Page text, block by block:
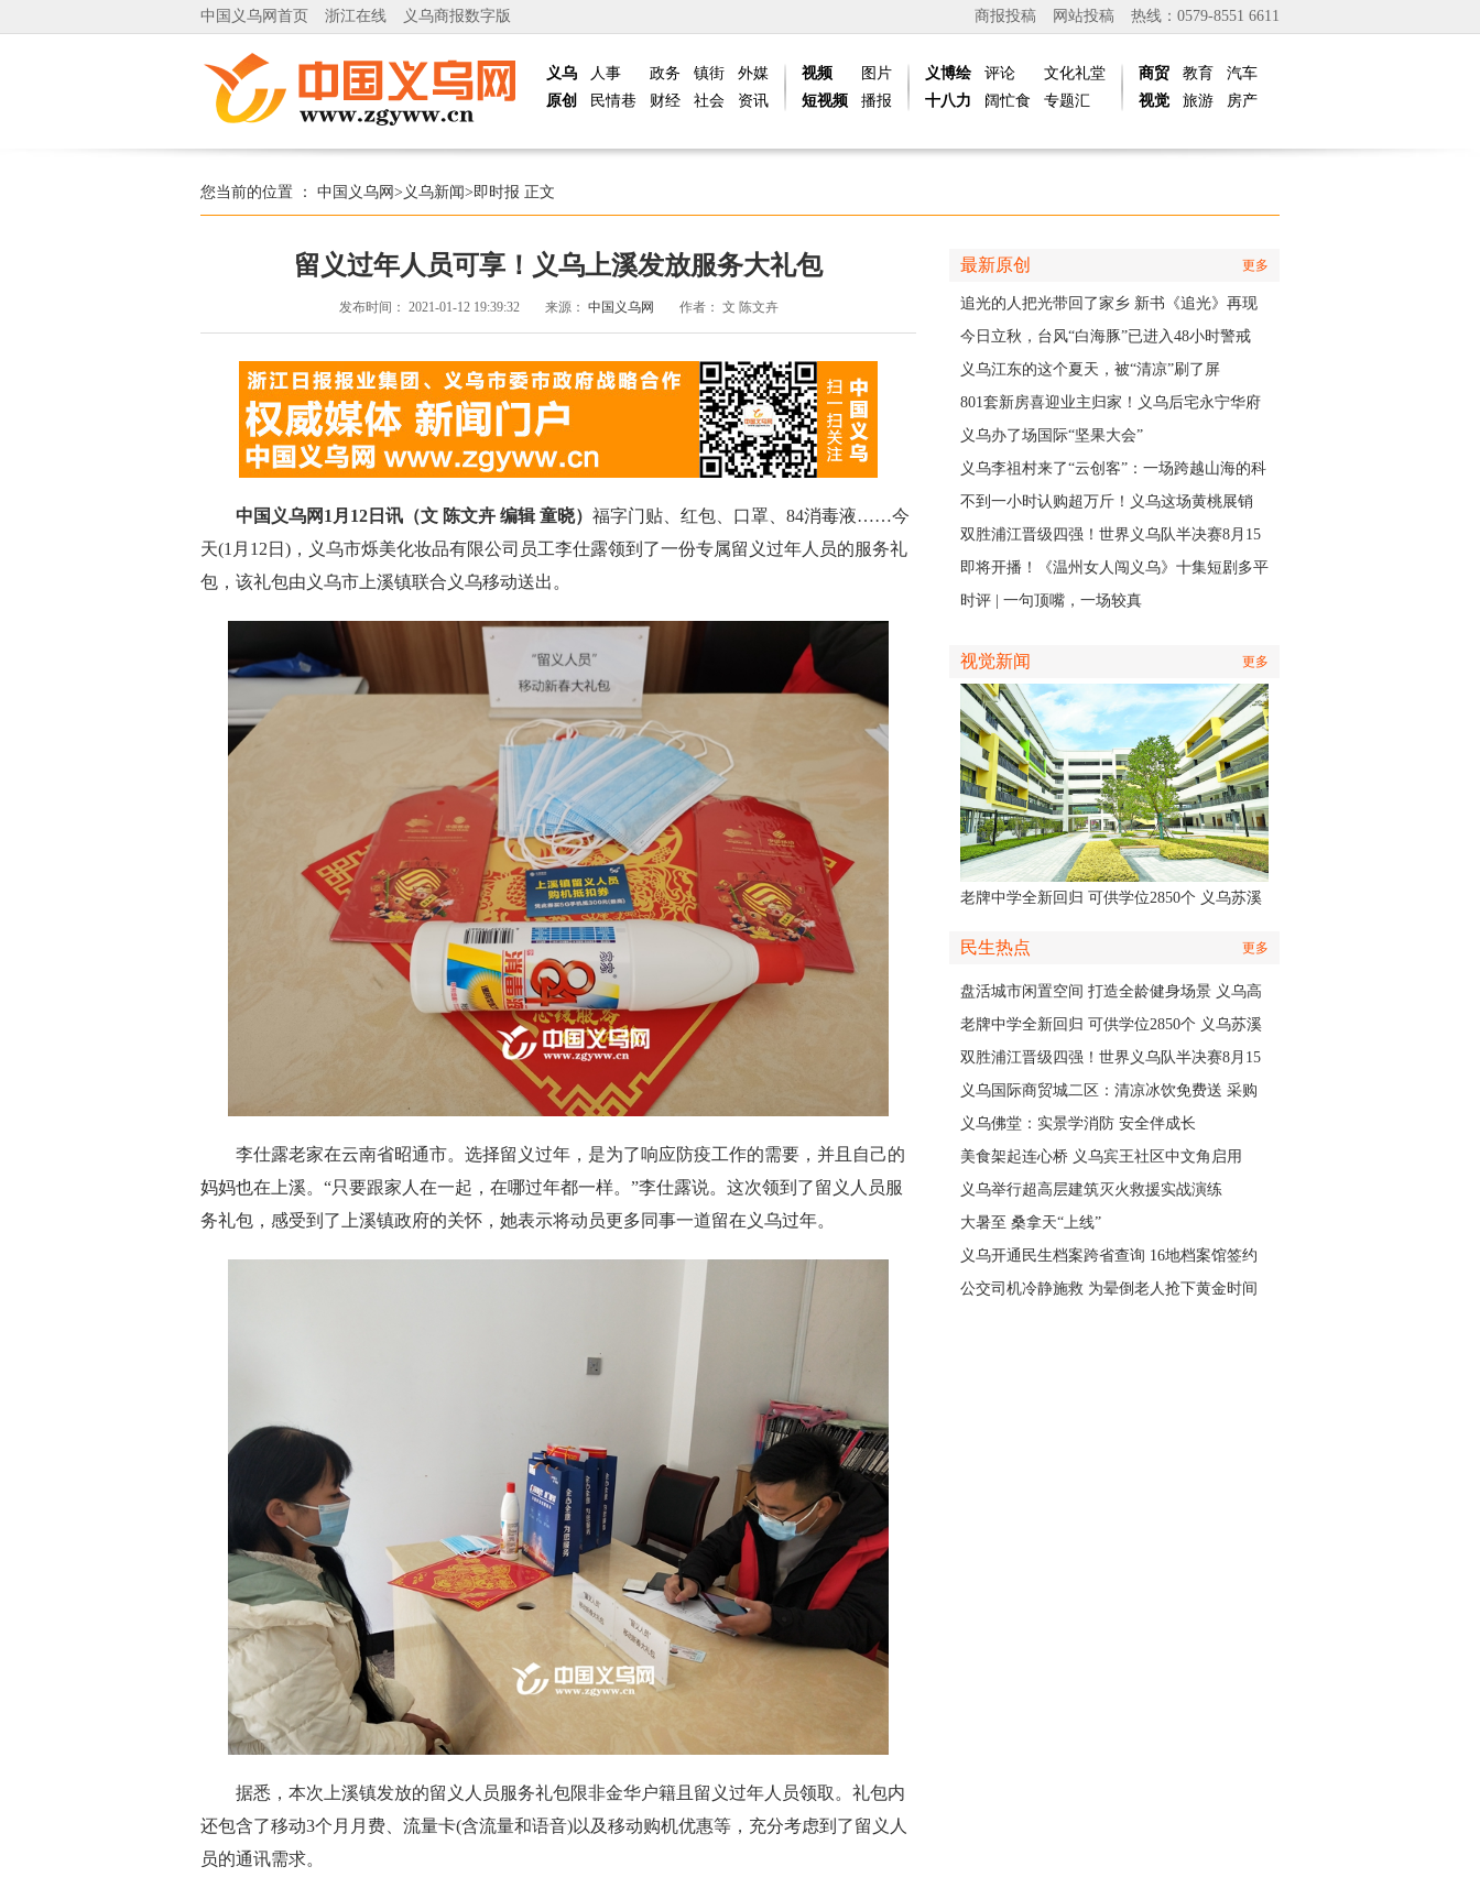
中国义乌网首页 浙江在线 义乌商报数字版 热线：0579-8551 6611
网站投稿
商报投稿
义乌
原创
人事
民情巷
政务
财经
镇街
社会
外媒
资讯
视频
短视频
图片
播报
义博绘
十八力
评论
阔忙食
文化礼堂
专题汇
商贸
视觉
教育
旅游
汽车
房产
您当前的位置 ： 中国义乌网 > 义乌新闻>即时报 正文
留义过年人员可享！义乌上溪发放服务大礼包
发布时间： 2021-01-12 19:39:32 来源： 中国义乌网 作者： 文 陈文卉
中国义乌网1月12日讯（文 陈文卉 编辑 童晓） 福字门贴、红包、口罩、84消毒液……今
天(1月12日)，义乌市烁美化妆品有限公司员工李仕露领到了一份专属留义过年人员的服务礼
包，该礼包由义乌市上溪镇联合义乌移动送出。
李仕露老家在云南省昭通市。选择留义过年，是为了响应防疫工作的需要，并且自己的
妈妈也在上溪。“只要跟家人在一起，在哪过年都一样。”李仕露说。这次领到了留义人员服
务礼包，感受到了上溪镇政府的关怀，她表示将动员更多同事一道留在义乌过年。
据悉，本次上溪镇发放的留义人员服务礼包限非金华户籍且留义过年人员领取。礼包内
还包含了移动3个月月费、流量卡(含流量和语音)以及移动购机优惠等，充分考虑到了留义人
员的通讯需求。
最新原创 更多
追光的人把光带回了家乡 新书《追光》再现
义商与一座城的双向奔赴
今日立秋，台风“白海豚”已进入48小时警戒
线，义乌风雨时间、雨量公布
义乌江东的这个夏天，被“清凉”刷了屏
801套新房喜迎业主归家！义乌后宅永宁华府
高层公寓正式启动交付
义乌办了场国际“坚果大会”
义乌李祖村来了“云创客”：一场跨越山海的科
创接力
不到一小时认购超万斤！义乌这场黄桃展销
会“火力全开”
双胜浦江晋级四强！世界义乌队半决赛8月15
日主场开打
即将开播！《温州女人闯义乌》十集短剧多平
台同步上线
时评 | 一句顶嘴，一场较真
视觉新闻 更多
老牌中学全新回归 可供学位2850个 义乌苏溪
民生热点 更多
盘活城市闲置空间 打造全龄健身场景 义乌高
质量落地省级文体民生实事
老牌中学全新回归 可供学位2850个 义乌苏溪
中学9月投用
双胜浦江晋级四强！世界义乌队半决赛8月15
日主场开打
义乌国际商贸城二区：清凉冰饮免费送 采购
商可就近领取
义乌佛堂：实景学消防 安全伴成长
美食架起连心桥 义乌宾王社区中文角启用
义乌举行超高层建筑灭火救援实战演练
大暑至 桑拿天“上线”
义乌开通民生档案跨省查询 16地档案馆签约
合作
公交司机冷静施救 为晕倒老人抢下黄金时间